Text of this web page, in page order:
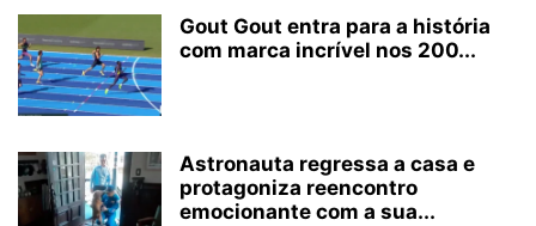
Gout Gout entra para a história
com marca incrível nos 200...
Astronauta regressa a casa e
protagoniza reencontro
emocionante com a sua...